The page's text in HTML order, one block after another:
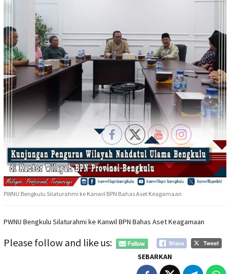
PWNU Bengkulu Silaturahmi ke Kanwil BPN Bahas Aset Keagamaan
PWNU Bengkulu Silaturahmi ke Kanwil BPN Bahas Aset Keagamaan
Please follow and like us:
SEBARKAN